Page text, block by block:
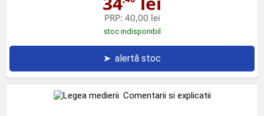
PRP: 40,00 lei
stoc indisponibil
➤ alertă stoc